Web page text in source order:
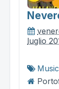
luglio